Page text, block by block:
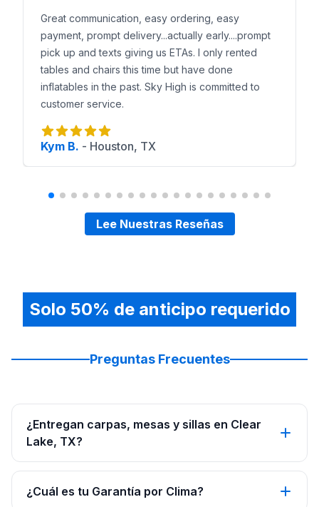
Inflables en Baytownpara festivales de toda la
Great communication, easy ordering, easy
payment, prompt delivery...actually early....prompt
pick up and texts giving us ETAs. I only rented
tables and chairs this time but have done
inflatables in the past. Sky High is committed to
customer service.
Kym B. - Houston, TX
Lee Nuestras Reseñas
Solo 50% de anticipo requerido
Preguntas Frecuentes
¿Entregan carpas, mesas y sillas en Clear
Lake, TX?
¿Cuál es tu Garantía por Clima?